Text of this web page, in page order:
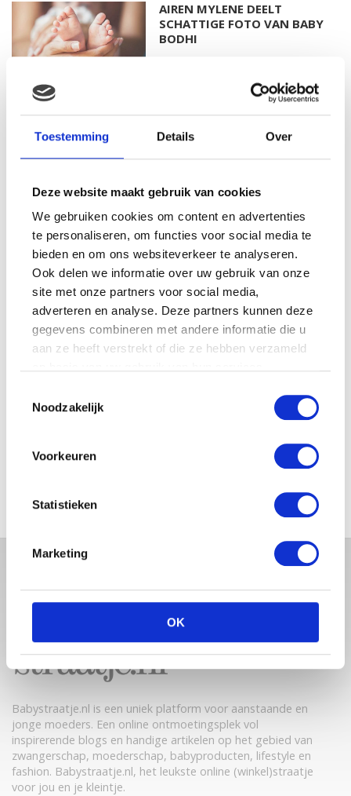
Toestemming Details Over
Deze website maakt gebruik van cookies
We gebruiken cookies om content en advertenties
te personaliseren, om functies voor social media te
bieden en om ons websiteverkeer te analyseren.
Ook delen we informatie over uw gebruik van onze
site met onze partners voor social media,
adverteren en analyse. Deze partners kunnen deze
gegevens combineren met andere informatie die u
aan ze heeft verstrekt of die ze hebben verzameld
Noodzakelijk
Voorkeuren
Statistieken
Marketing
OK
AIREN MYLENE DEELT
SCHATTIGE FOTO VAN BABY
BODHI
FOTO: SAAR KONINGSBERGER
MET DOCHTERTJE SCOTTIE
KIM KÖTTER DEELT PRACHTIGE
GEZINSFOTO MET HAAR
MANNEN
JOSJE HUISMAN SHOWT
BABYBUIK OP IBIZA
PRACHTIGE FOTO MET BABY
Babystraatje.nl is een uniek platform voor aanstaande en
jonge moeders. Een online ontmoetingsplek vol
inspirerende blogs en handige artikelen op het gebied van
zwangerschap, moederschap, babyproducten, lifestyle en
fashion. Babystraatje.nl, het leukste online (winkel)straatje
voor jou en je kleintje.